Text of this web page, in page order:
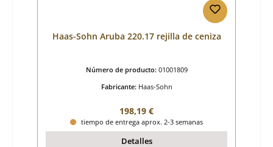
Haas-Sohn Aruba 220.17 rejilla de ceniza
Número de producto: 01001809
Fabricante: Haas-Sohn
Precio normal:
198,19 €
tiempo de entrega aprox. 2-3 semanas
Detalles